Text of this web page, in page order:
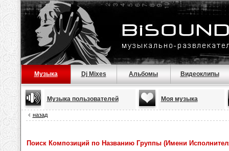
Музыка Dj Mixes Альбомы Видеоклипы
Музыка пользователей Моя музыка
назад
Поиск Композиций по Названию Группы (Имени